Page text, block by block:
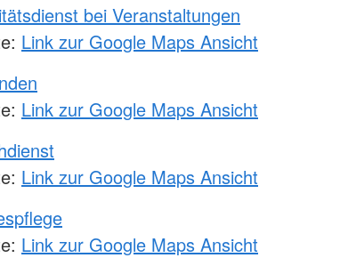
bei Veranstaltungen
Link zur Google Maps Ansicht
Link zur Google Maps Ansicht
Link zur Google Maps Ansicht
Link zur Google Maps Ansicht